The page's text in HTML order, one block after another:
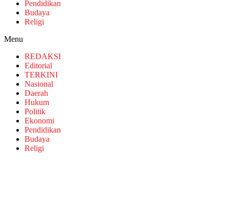
Pendidikan
Budaya
Religi
Menu
REDAKSI
Editorial
TERKINI
Nasional
Daerah
Hukum
Politik
Ekonomi
Pendidikan
Budaya
Religi